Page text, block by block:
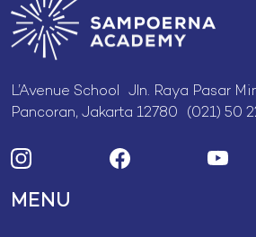
L’Avenue School Jln. Raya Pasar
Pancoran, Jakarta 12780 (021) 50
MENU